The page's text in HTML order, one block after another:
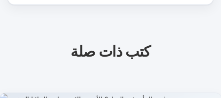
كتب ذات صلة